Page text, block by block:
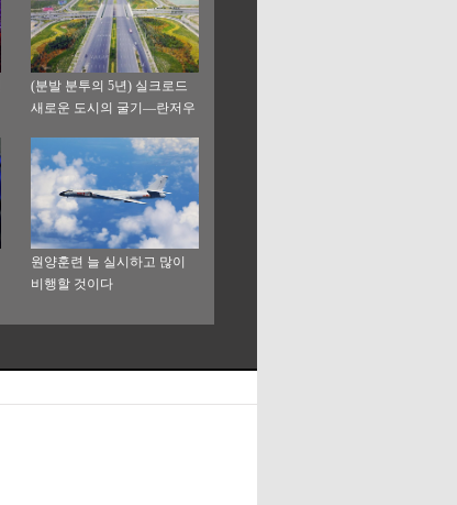
(분발 분투의 5년) 실크로드
새로운 도시의 굴기—란저우
원양훈련 늘 실시하고 많이
비행할 것이다